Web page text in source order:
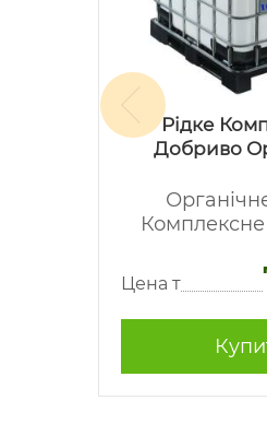
Рідке
Добриво
Цена т